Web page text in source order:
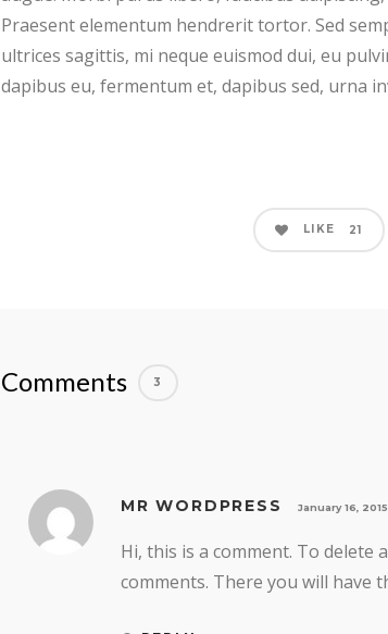
Praesent elementum hendrerit tortor. Sed
ultrices sagittis, mi neque euismod dui, eu
dapibus eu, fermentum et, dapibus sed, urna
LIKE 21
Comments 3
MR WORDPRESS January 16, 2015
Hi, this is a comment. To delete
comments. There you will have